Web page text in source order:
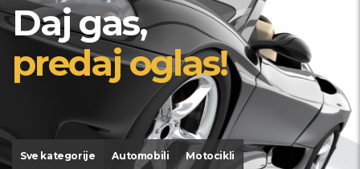
Daj gas,
predaj oglas!
Sve kategorije Automobili Motocikli